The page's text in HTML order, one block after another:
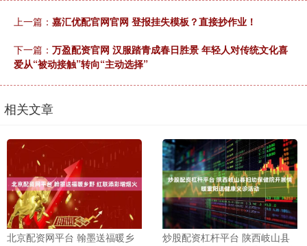
上一篇： 嘉汇优配官网官网 登报挂失模板？直接抄作业！
下一篇： 万盈配资官网 汉服踏青成春日胜景 年轻人对传统文化喜
爱从“被动接触”转向“主动选择”
相关文章
北京配资网平台 翰墨送福暖乡
炒股配资杠杆平台 陕西岐山县